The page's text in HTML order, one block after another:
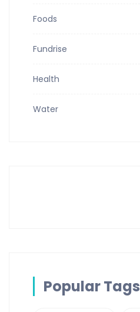
Foods
Fundrise
Health
Water
Popular Tags